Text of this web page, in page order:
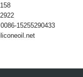
15255290433